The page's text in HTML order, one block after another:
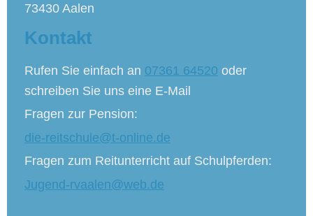
73430 Aalen
Kontakt
Rufen Sie einfach an 07361 64520 oder
schreiben Sie uns eine E-Mail
Fragen zur Pension:
die-reitschule@t-online.de
Fragen zum Reitunterricht auf Schulpferden:
Jugend-rvaalen@web.de